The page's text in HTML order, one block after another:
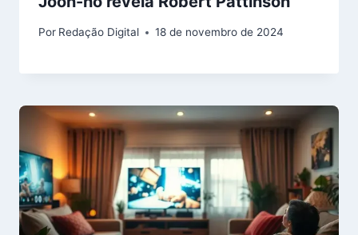
Por Redação Digital 18 de novembro de 2024